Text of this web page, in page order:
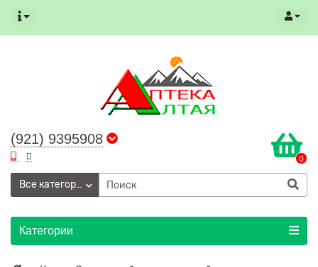
(921) 9395908
0
Все категории
Категории